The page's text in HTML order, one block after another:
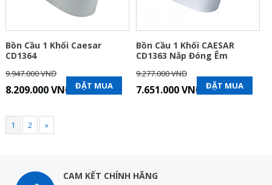
Bồn Cầu 1 Khối Caesar
CD1364
9.947.000 VNĐ
8.209.000 VNĐ ĐẶT MUA
Bồn Cầu 1 Khối CAESAR
CD1363 Nắp Đóng Êm
9.277.000 VNĐ
7.651.000 VNĐ ĐẶT MUA
1 2 »
CAM KẾT CHÍNH HÃNG